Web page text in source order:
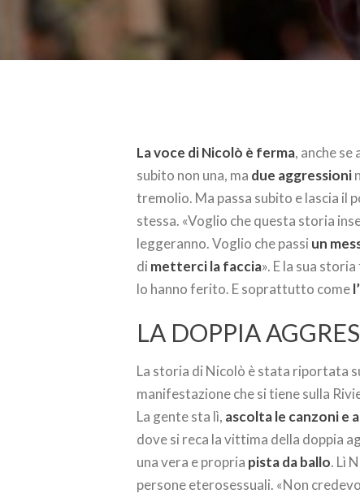
La voce di Nicolò è ferma, anche
subito non una, ma due aggressioni
tremolio. Ma passa subito e lascia il
stessa. «Voglio che questa storia
leggeranno. Voglio che passi un
di metterci la faccia». E la sua
lo hanno ferito. E soprattutto come
LA DOPPIA
La storia di Nicolò è stata riportata
manifestazione che si tiene sulla
La gente sta lì, ascolta le canzoni e
dove si reca la vittima della doppia
una vera e propria pista da ballo. Lì
persone eterosessuali. «Non